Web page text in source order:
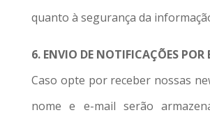
quanto à segurança da
6. ENVIO DE NOTIFICAÇÕES POR
Caso opte por receber nossas
nome e e-mail serão